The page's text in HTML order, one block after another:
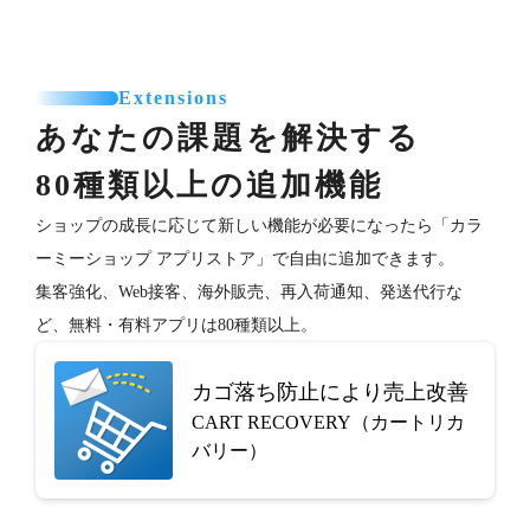
Extensions
あなたの課題を解決する
80種類以上の追加機能
ショップの成長に応じて新しい機能が必要になったら「カラ
ーミーショップ アプリストア」で自由に追加できます。
集客強化、Web接客、海外販売、再入荷通知、発送代行な
ど、無料・有料アプリは80種類以上。
カゴ落ち防止により売上改善
CART RECOVERY（カートリカ
バリー）